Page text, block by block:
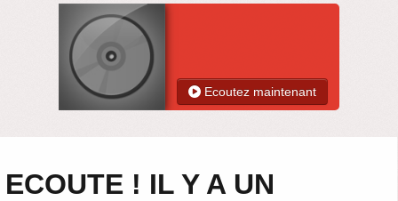
Ecoutez maintenant
ECOUTE ! IL Y A UN